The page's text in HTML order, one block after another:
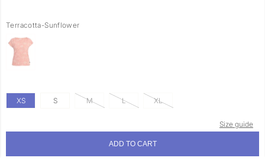
Terracotta-Sunflower
XS S M L XL
Size guide
ADD TO CART